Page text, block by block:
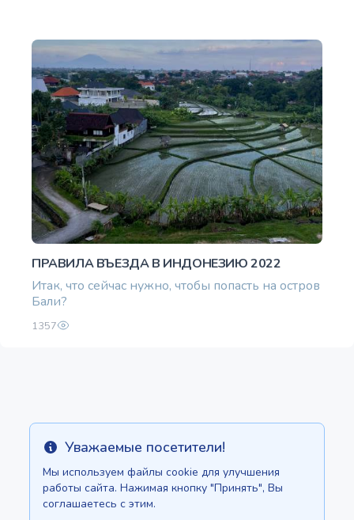
ПРАВИЛА ВЪЕЗДА В ИНДОНЕЗИЮ 2022
Итак, что сейчас нужно, чтобы попасть на остров
Бали?
1357
Info Уважаемые посетители!
Мы используем файлы cookie для улучшения
работы сайта. Нажимая кнопку "Принять", Вы
соглашаетесь с этим.